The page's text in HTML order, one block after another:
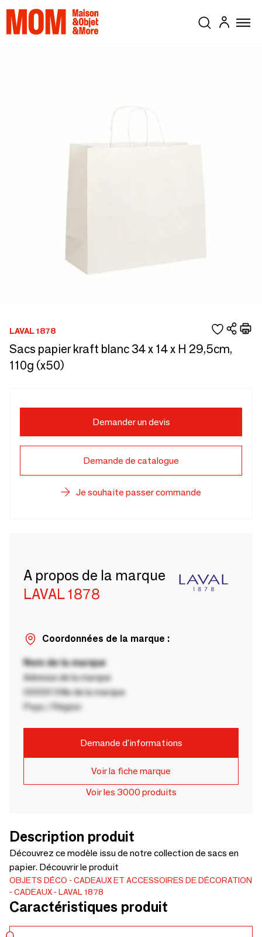
LAVAL 1878
Sacs papier kraft blanc 34 x 14 x H 29,5cm,
110g (x50)
Demander un devis
Demande de catalogue
Je souhaite passer commande
A propos de la marque
LAVAL 1878
Coordonnées de la marque :
Nom de la marque
Adresse de la marque
00000 Ville de la marque
Pays / Région
Demande d'informations
Voir la fiche marque
Voir les 3000 produits
Description produit
Découvrez ce modèle issu de notre collection de sacs en
papier. Découvrir le produit
OBJETS DÉCO
CADEAUX ET ACCESSOIRES DE DÉCORATION
CADEAUX
LAVAL 1878
Caractéristiques produit